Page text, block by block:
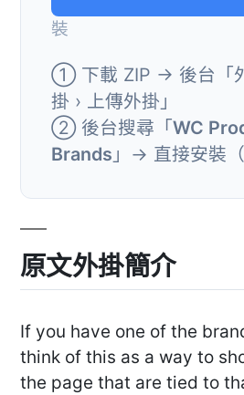
裝
① 下載 ZIP → 後台「
掛 › 上傳外掛」
② 後台搜尋「WC
Brands 」→ 直接安裝（
原文外掛簡介
If you have one of the
think of this as a way to
the page that are tied to